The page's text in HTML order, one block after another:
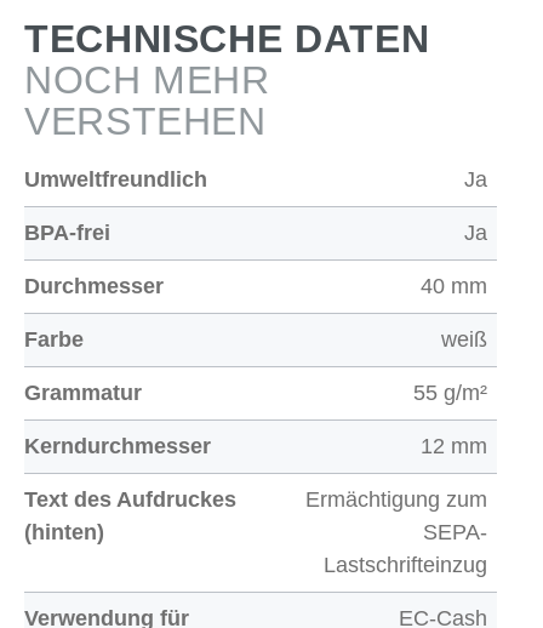
TECHNISCHE DATEN
NOCH MEHR
VERSTEHEN
Umweltfreundlich Ja
BPA-frei Ja
Durchmesser 40 mm
Farbe weiß
Grammatur 55 g/m²
Kerndurchmesser 12 mm
Text des Aufdruckes
(hinten)
Ermächtigung zum
SEPA-
Lastschrifteinzug
Verwendung für EC-Cash